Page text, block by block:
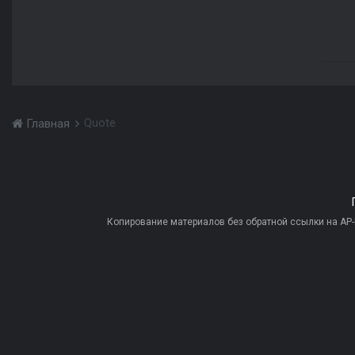
Главная Quote
Копирование материалов без обратной ссылки на